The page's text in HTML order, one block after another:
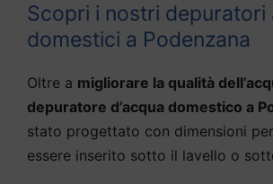
Scopri i nostri depuratori
domestici a Podenzana
Oltre a migliorare la qualità
depuratore d’acqua domestico a
stato progettato con dimensioni
essere inserito sotto il lavello o